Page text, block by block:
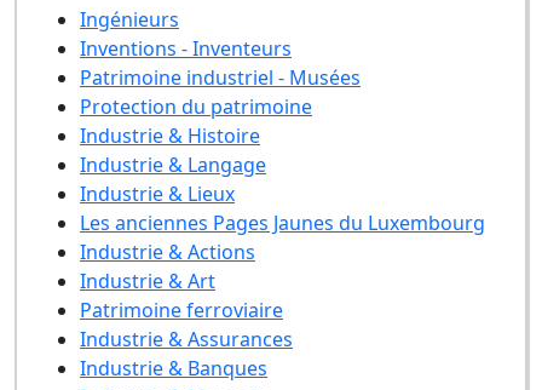
Ingénieurs
Inventions - Inventeurs
Patrimoine industriel - Musées
Protection du patrimoine
Industrie & Histoire
Industrie & Langage
Industrie & Lieux
Les anciennes Pages Jaunes du Luxembourg
Industrie & Actions
Industrie & Art
Patrimoine ferroviaire
Industrie & Assurances
Industrie & Banques